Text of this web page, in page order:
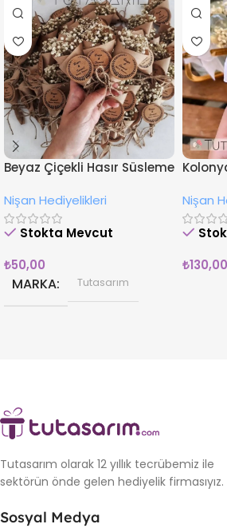
Beyaz Çiçekli Hasır Süsleme
Magnet
Nişan Hediyelikleri
Stokta Mevcut
₺50,00
MARKA Tutasarım
Nişan
₺130,00
Tutasarım olarak 12 yıllık tecrübemiz ile
sektörün önde gelen hediyelik firmasıyız.
Sosyal Medya